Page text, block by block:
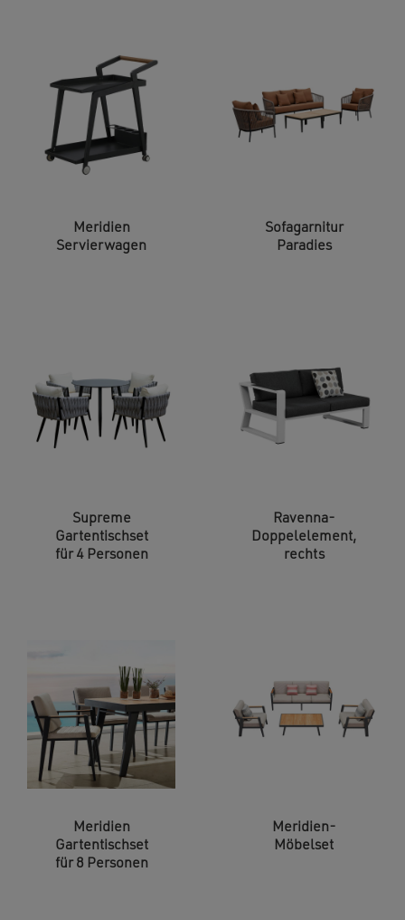
Meridien
Servierwagen
Sofagarnitur
Paradies
Supreme
Gartentischset
für 4 Personen
Ravenna-
Doppelelement,
rechts
Meridien
Gartentischset
für 8 Personen
Meridien-
Möbelset